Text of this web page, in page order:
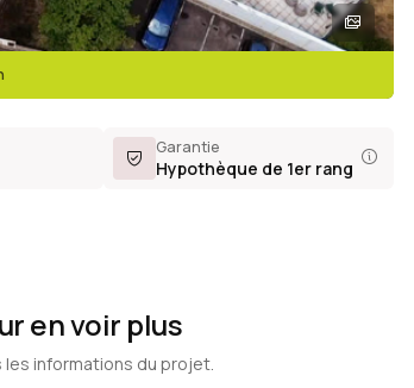
Garantie
Hypothèque de 1er rang
en voir plus
informations du projet.